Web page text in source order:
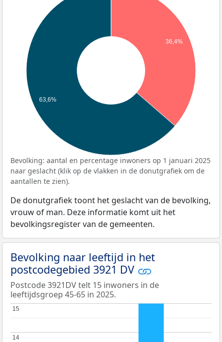
36,4%
63,6%
Bevolking: aantal en percentage inwoners op 1 januari 2025
naar geslacht (klik op de vlakken in de donutgrafiek om de
aantallen te zien).
De donutgrafiek toont het geslacht van de bevolking,
vrouw of man. Deze informatie komt uit het
bevolkingsregister van de gemeenten.
Bevolking naar leeftijd in het
postcodegebied 3921 DV
Postcode 3921DV telt 15 inwoners in de
leeftijdsgroep 45-65 in 2025.
14
14
15
15